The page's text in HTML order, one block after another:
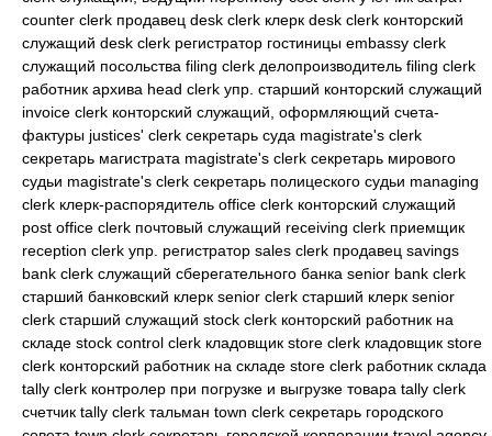
counter clerk продавец desk clerk клерк desk clerk конторский
служащий desk clerk регистратор гостиницы embassy clerk
служащий посольства filing clerk делопроизводитель filing clerk
работник архива head clerk упр. старший конторский служащий
invoice clerk конторский служащий, оформляющий счета-
фактуры justices' clerk секретарь суда magistrate's clerk
секретарь магистрата magistrate's clerk секретарь мирового
судьи magistrate's clerk секретарь полицеского судьи managing
clerk клерк-распорядитель office clerk конторский служащий
post office clerk почтовый служащий receiving clerk приемщик
reception clerk упр. регистратор sales clerk продавец savings
bank clerk служащий сберегательного банка senior bank clerk
старший банковский клерк senior clerk старший клерк senior
clerk старший служащий stock clerk конторский работник на
складе stock control clerk кладовщик store clerk кладовщик store
clerk конторский работник на складе store clerk работник склада
tally clerk контролер при погрузке и выгрузке товара tally clerk
счетчик tally clerk тальман town clerk секретарь городского